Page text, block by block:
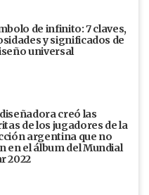
de infinito: 7 claves,
y significados de
universal
creó las
de los jugadores de la
argentina que no
en el álbum del Mundial
2022